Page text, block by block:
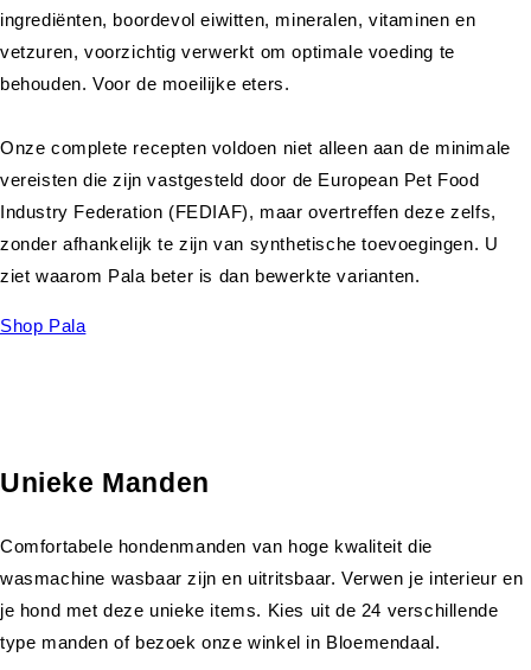
ingrediënten, boordevol eiwitten, mineralen, vitaminen en
vetzuren, voorzichtig verwerkt om optimale voeding te
behouden. Voor de moeilijke eters.
Onze complete recepten voldoen niet alleen aan de minimale
vereisten die zijn vastgesteld door de European Pet Food
Industry Federation (FEDIAF), maar overtreffen deze zelfs,
zonder afhankelijk te zijn van synthetische toevoegingen. U
ziet waarom Pala beter is dan bewerkte varianten.
Shop Pala
Unieke Manden
Comfortabele hondenmanden van hoge kwaliteit die
wasmachine wasbaar zijn en uitritsbaar. Verwen je interieur en
je hond met deze unieke items. Kies uit de 24 verschillende
type manden of bezoek onze winkel in Bloemendaal.